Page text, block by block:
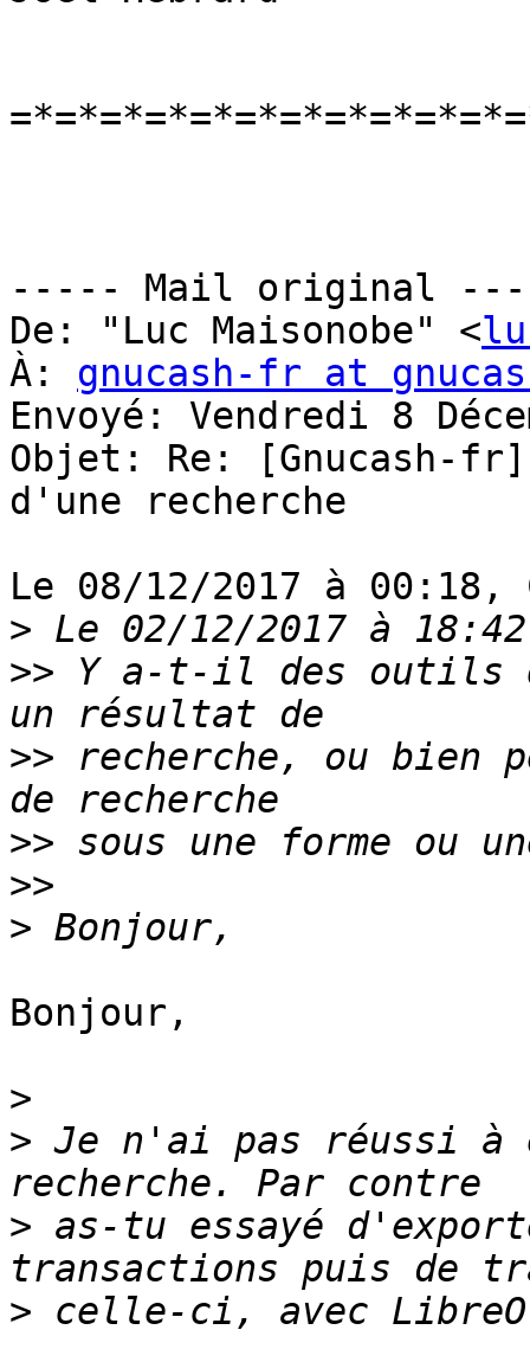
----- Mail original
De: "Luc Maisonobe" <
À: gnucash-fr at
Envoyé: Vendredi 8
Objet: Re: [Gnucash-
d'une recherche
Le 08/12/2017 à
>
>> Y a-t-il des outils
>> recherche, ou bien
>>
>>
>
Bonjour,
>
> Je n'ai pas réussi à
> as-tu essayé
>